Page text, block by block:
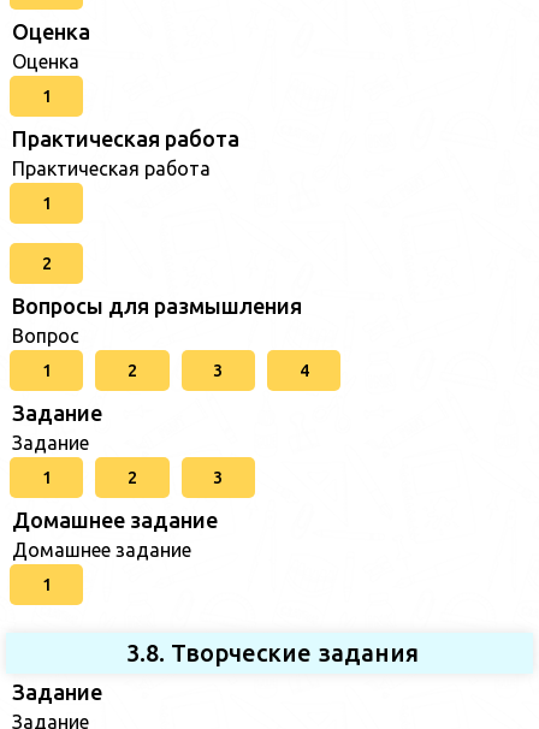
Оценка
Оценка
1
Практическая работа
Практическая работа
1
2
Вопросы для размышления
Вопрос
1 2 3 4
Задание
Задание
1 2 3
Домашнее задание
Домашнее задание
1
3.8. Творческие задания
Задание
Задание